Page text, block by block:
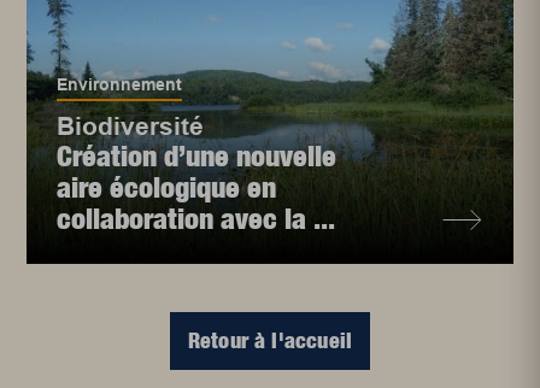
Environnement
Biodiversité
Création d’une nouvelle
aire écologique en
collaboration avec la ...
Retour à l'accueil